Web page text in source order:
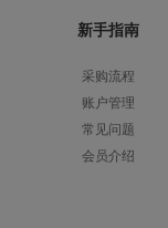
新手指南
采购流程
账户管理
常见问题
会员介绍